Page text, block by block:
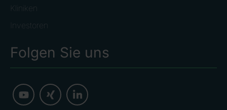
Kliniken
Investoren
Folgen Sie uns